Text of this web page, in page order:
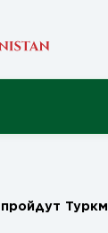
Туркмено-